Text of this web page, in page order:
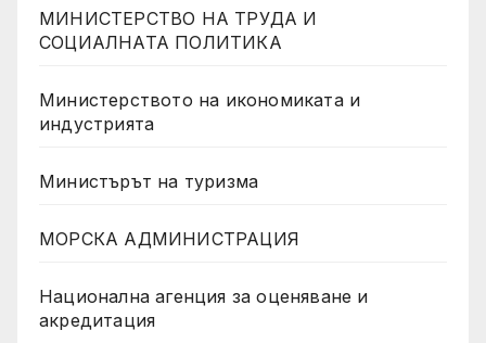
МИНИСТЕРСТВО НА ТРУДА И
СОЦИАЛНАТА ПОЛИТИКА
Министерството на икономиката и
индустрията
Министърът на туризма
МОРСКА АДМИНИСТРАЦИЯ
Национална агенция за оценяване и
акредитация